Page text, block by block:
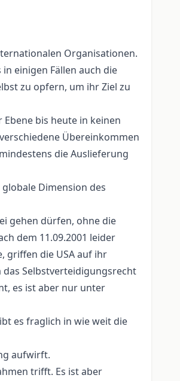
Organisationen.
einigen Fällen auch die
zu opfern, um ihr Ziel zu
bis heute in keinen
Übereinkommen
die Auslieferung
Dimension des
gehen dürfen, ohne die
dem 11.09.2001 leider
griffen die USA auf ihr
Selbstverteidigungsrecht
es ist aber nur unter
es fraglich in wie weit die
aufwirft.
trifft. Es ist aber